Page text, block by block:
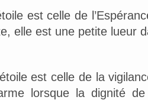
est celle de
elle est une petite lueur
est celle de la
lorsque la dignité